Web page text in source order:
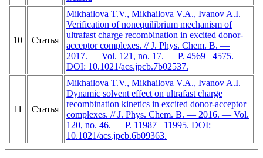
10 Статья
Mikhailova T.V., Mikhailova V.A., Ivanov A.I.
Verification of nonequilibrium mechanism of
ultrafast charge recombination in excited donor-
acceptor complexes. // J. Phys. Chem. B. —
2017. — Vol. 121, no. 17. — P. 4569– 4575.
DOI: 10.1021/acs.jpcb.7b02537.
11 Статья
Mikhailova T.V., Mikhailova V.A., Ivanov A.I.
Dynamic solvent effect on ultrafast charge
recombination kinetics in excited donor-acceptor
complexes. // J. Phys. Chem. B. — 2016. — Vol.
120, no. 46. — P. 11987– 11995. DOI:
10.1021/acs.jpcb.6b09363.